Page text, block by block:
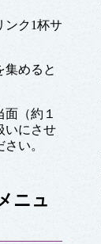
ンク1杯サ
集めると
（約１
いにさせ
い。
ニュ